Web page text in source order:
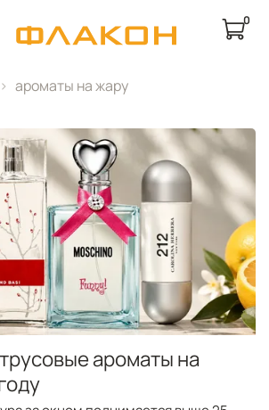
0
ароматы на жару
ароматы на